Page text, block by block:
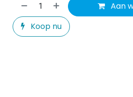
Aan
Koop nu